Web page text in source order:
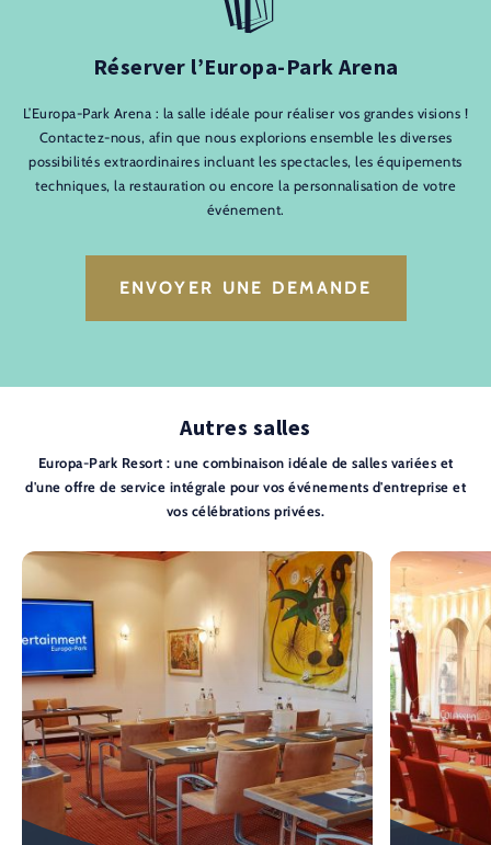
Réserver l’Europa-Park Arena
L’Europa-Park Arena : la salle idéale pour réaliser vos grandes visions !
Contactez-nous, afin que nous explorions ensemble les diverses
possibilités extraordinaires incluant les spectacles, les équipements
techniques, la restauration ou encore la personnalisation de votre
événement.
ENVOYER UNE DEMANDE
Autres salles
Europa-Park Resort : une combinaison idéale de salles variées et
d'une offre de service intégrale pour vos événements d'entreprise et
vos célébrations privées.